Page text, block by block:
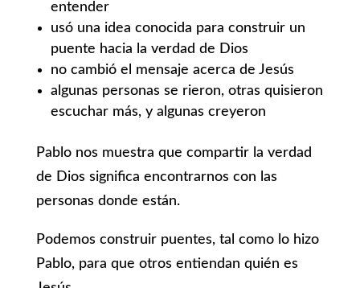
entender
usó una idea conocida para construir un
puente hacia la verdad de Dios
no cambió el mensaje acerca de Jesús
algunas personas se rieron, otras quisieron
escuchar más, y algunas creyeron
Pablo nos muestra que compartir la verdad
de Dios significa encontrarnos con las
personas donde están.
Podemos construir puentes, tal como lo hizo
Pablo, para que otros entiendan quién es